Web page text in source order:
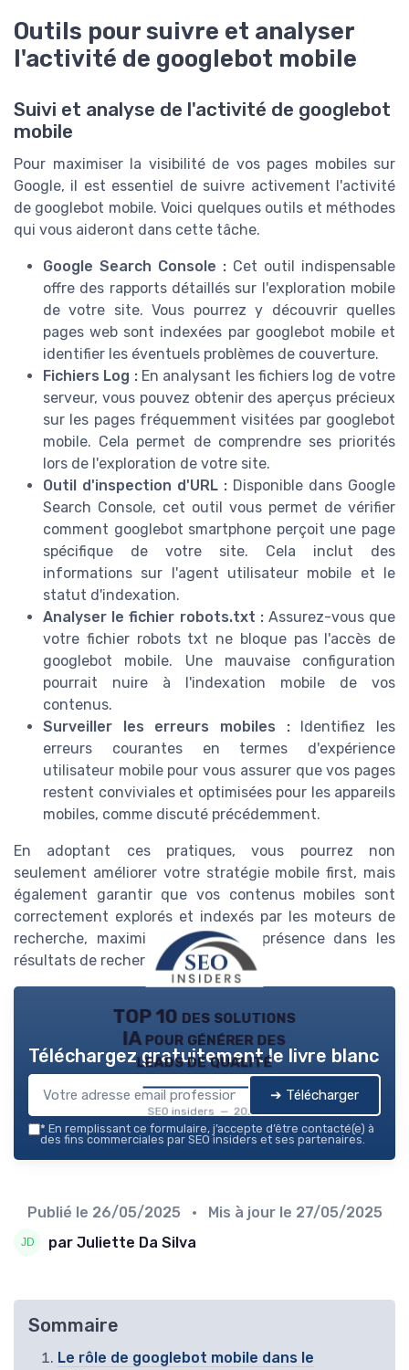
Outils pour suivre et analyser
l'activité de googlebot mobile
Suivi et analyse de l'activité de googlebot
mobile
Pour maximiser la visibilité de vos pages mobiles sur
Google, il est essentiel de suivre activement l'activité
de googlebot mobile. Voici quelques outils et méthodes
qui vous aideront dans cette tâche.
Google Search Console : Cet outil indispensable
offre des rapports détaillés sur l'exploration mobile
de votre site. Vous pourrez y découvrir quelles
pages web sont indexées par googlebot mobile et
identifier les éventuels problèmes de couverture.
Fichiers Log :En analysant les fichiers log de votre
serveur, vous pouvez obtenir des aperçus précieux
sur les pages fréquemment visitées par googlebot
mobile. Cela permet de comprendre ses priorités
lors de l'exploration de votre site.
Outil d'inspection d'URL : Disponible dans Google
Search Console, cet outil vous permet de vérifier
comment googlebot smartphone perçoit une page
spécifique de votre site. Cela inclut des
informations sur l'agent utilisateur mobile et le
statut d'indexation.
Analyser le fichier robots.txt :Assurez-vous que
votre fichier robots txt ne bloque pas l'accès de
googlebot mobile. Une mauvaise configuration
pourrait nuire à l'indexation mobile de vos
contenus.
Surveiller les erreurs mobiles :Identifiez les
erreurs courantes en termes d'expérience
utilisateur mobile pour vous assurer que vos pages
restent conviviales et optimisées pour les appareils
mobiles, comme discuté précédemment.
En adoptant ces pratiques, vous pourrez non
seulement améliorer votre stratégie mobile first, mais
également garantir que vos contenus mobiles sont
correctement explorés et indexés par les moteurs de
recherche, maximisant ainsi leur présence dans les
résultats de recherche.
TOP 10 des solutions
IA pour générer des
leads de qualité
SEO insiders — 2026
Téléchargez gratuitement le livre blanc
➔ Télécharger
* En remplissant ce formulaire, j’accepte d’être contacté(e) à
des fins commerciales par SEO insiders et ses partenaires.
Publié le 26/05/2025 • Mis à jour le 27/05/2025
par Juliette Da Silva
Sommaire
Le rôle de googlebot mobile dans le